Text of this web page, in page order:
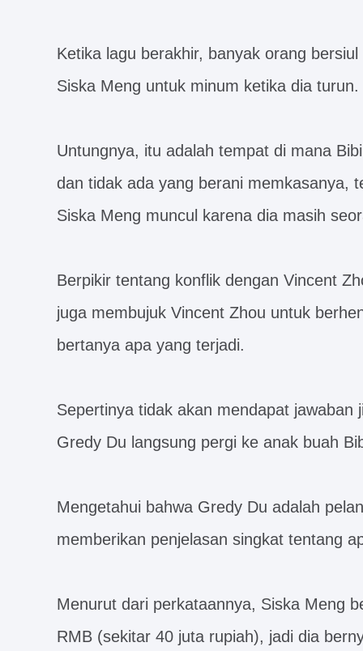
Ketika lagu berakhir, banyak orang
Siska Meng untuk minum ketika dia turun.
Untungnya, itu adalah tempat di mana
dan tidak ada yang berani memkasanya,
Siska Meng muncul karena dia masih
Berpikir tentang konflik dengan Vincent
juga membujuk Vincent Zhou untuk
bertanya apa yang terjadi.
Sepertinya tidak akan mendapat
Gredy Du langsung pergi ke anak buah
Mengetahui bahwa Gredy Du adalah
memberikan penjelasan singkat tentang
Menurut dari perkataannya, Siska Meng
RMB (sekitar 40 juta rupiah), jadi dia